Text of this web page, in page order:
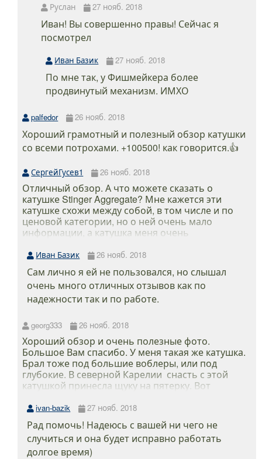
Руслан 27 нояб. 2018
Иван! Вы совершенно правы! Сейчас я
посмотрел
Иван Базик 27 нояб. 2018
По мне так, у Фишмейкера более
продвинутый механизм. ИМХО
palfedor 26 нояб. 2018
Хороший грамотный и полезный обзор катушки
со всеми потрохами. +100500! как говорится.👍
СергейГусев1 26 нояб. 2018
Отличный обзор. А что можете сказать о
катушке Stinger Aggregate? Мне кажется эти
катушке схожи между собой, в том числе и по
ценовой категории, но о ней очень мало
информации, а катушка меня очень
желание пропало после многочисленных
негативных отзывах о качестве их изготовления
в настоящее время.
Иван Базик 26 нояб. 2018
Сам лично я ей не пользовался, но слышал
очень много отличных отзывов как по
надежности так и по работе.
georg333 26 нояб. 2018
Хороший обзор и очень полезные фото.
Большое Вам спасибо. У меня такая же катушка.
Брал тоже под большие воблеры, или под
глубокие. В северной Карелии снасть с этой
катушкой принесла щуку на пятерку. Вот
тьфу-тьфу. Думаю чтоб и далее было так же,
надо будет профилактику сделать зимой.
ivan-bazik 27 нояб. 2018
Рад помочь! Надеюсь с вашей ни чего не
случиться и она будет исправно работать
долгое время)